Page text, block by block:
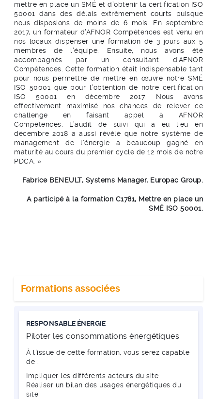
mettre en place un SMÉ et d’obtenir la certification ISO
50001 dans des délais extrêmement courts puisque
nous disposions de moins de 6 mois. En septembre
2017, un formateur d’AFNOR Compétences est venu en
nos locaux dispenser une formation de 3 jours aux 5
membres de l’équipe. Ensuite, nous avons été
accompagnés par un consultant d’AFNOR
Compétences. Cette formation était indispensable tant
pour nous permettre de mettre en œuvre notre SMÉ
ISO 50001 que pour l’obtention de notre certification
ISO 50001 en décembre 2017. Nous avons
effectivement maximisé nos chances de relever ce
challenge en faisant appel à AFNOR
Compétences. L’audit de suivi qui a eu lieu en
décembre 2018 a aussi révélé que notre système de
management de l’énergie a beaucoup gagné en
maturité au cours du premier cycle de 12 mois de notre
PDCA. »
Fabrice BENEULT, Systems Manager, Europac Group.
A participé à la formation C1781, Mettre en place un
SMÉ ISO 50001.
Formations associées
RESPONSABLE ÉNERGIE
Piloter les consommations énergétiques
À l'issue de cette formation, vous serez capable
de :
Impliquer les différents acteurs du site
Réaliser un bilan des usages énergétiques du
site